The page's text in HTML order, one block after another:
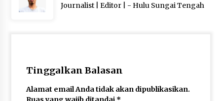
Journalist | Editor | - Hulu Sungai Tengah
Tinggalkan Balasan
Alamat email Anda tidak akan dipublikasikan.